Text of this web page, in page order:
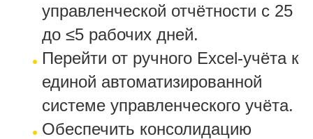
управленческой отчётности с 25
до ≤5 рабочих дней.
Перейти от ручного Excel-учёта к
единой автоматизированной
системе управленческого учёта.
Обеспечить консолидацию